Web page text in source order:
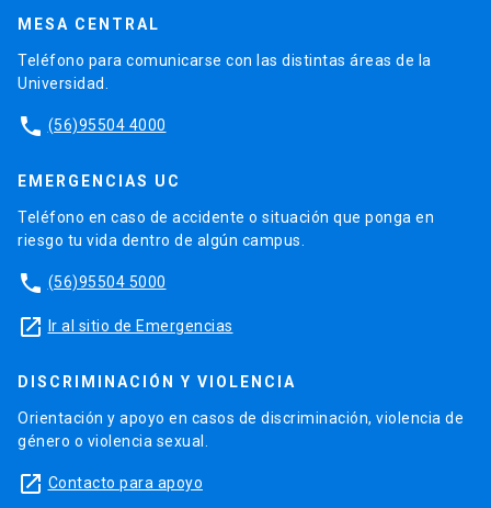
MESA CENTRAL
Teléfono para comunicarse con las distintas áreas de la
Universidad.
phone (56)95504 4000
EMERGENCIAS UC
Teléfono en caso de accidente o situación que ponga en
riesgo tu vida dentro de algún campus.
phone (56)95504 5000
launch Ir al sitio de Emergencias
DISCRIMINACIÓN Y VIOLENCIA
Orientación y apoyo en casos de discriminación, violencia de
género o violencia sexual.
launch Contacto para apoyo